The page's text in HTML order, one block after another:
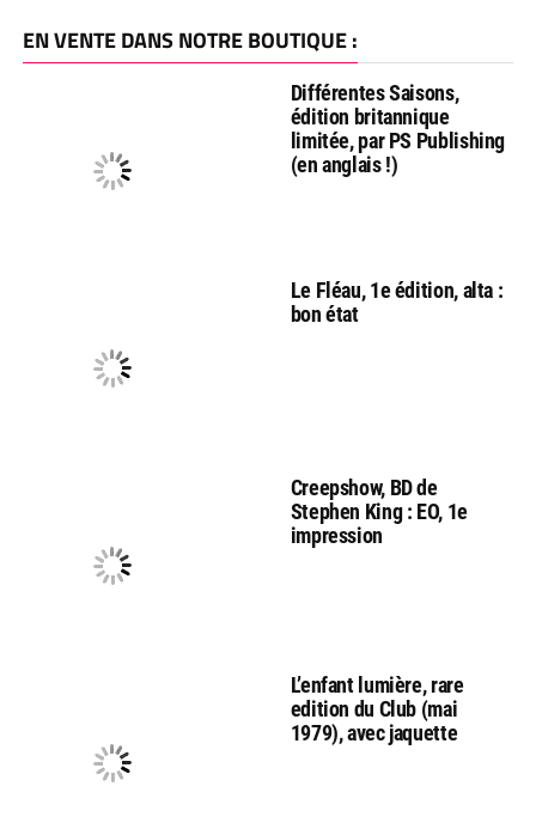
EN VENTE DANS NOTRE BOUTIQUE :
Différentes Saisons,
édition britannique
limitée, par PS Publishing
(en anglais !)
Le Fléau, 1e édition, alta :
bon état
Creepshow, BD de
Stephen King : EO, 1e
impression
L’enfant lumière, rare
edition du Club (mai
1979), avec jaquette